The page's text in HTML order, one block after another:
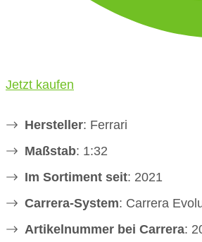
Jetzt kaufen
Hersteller: Ferrari
Maßstab: 1:32
Im Sortiment seit: 2021
Carrera-System: Carrera
Artikelnummer bei Carrera: